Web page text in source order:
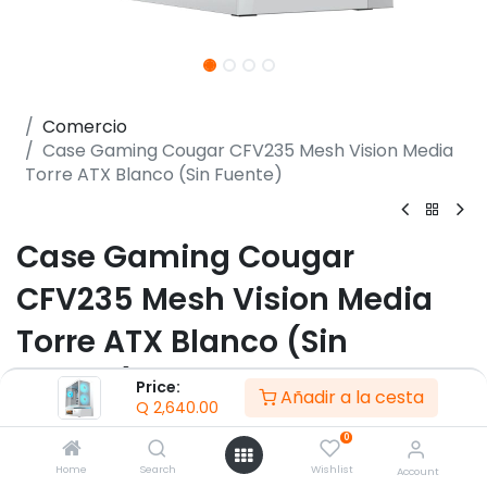
Price:
Q 2,640.00 Añadir a la cesta
Home Search
0
Wishlist Account
Comercio
Case Gaming Cougar CFV235 Mesh Vision Media
Torre ATX Blanco (Sin Fuente)
Case Gaming Cougar
CFV235 Mesh Vision Media
Torre ATX Blanco (Sin
Fuente)
(0 reseña)
- Factor de forma: Mid Tower